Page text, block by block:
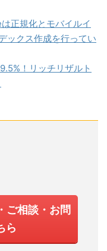
正規化とモバイルイ
ックス作成を行ってい
！リッチリザルト
ご相談・お問
ら